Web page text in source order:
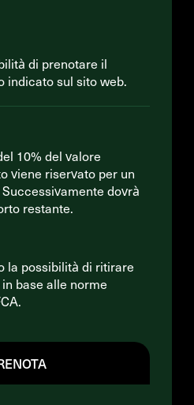
di prenotare il
indicato sul sito web.
10% del valore
viene riservato per un
dovrà
restante.
la possibilità di ritirare
base alle norme